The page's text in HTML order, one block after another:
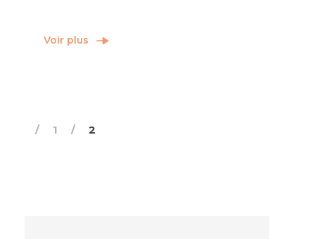
Voir plus
1 2